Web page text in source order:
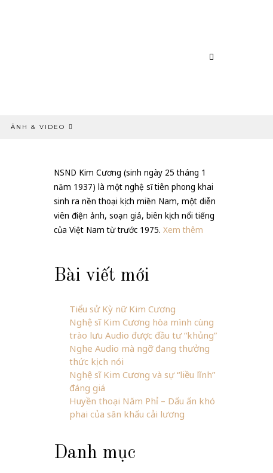
ẢNH & VIDEO
NSND Kim Cương (sinh ngày 25 tháng 1
năm 1937) là một nghệ sĩ tiên phong khai
sinh ra nền thoại kịch miền Nam, một diễn
viên điện ảnh, soạn giả, biên kịch nổi tiếng
của Việt Nam từ trước 1975. Xem thêm
Bài viết mới
Tiểu sử Kỳ nữ Kim Cương
Nghệ sĩ Kim Cương hòa mình cùng
trào lưu Audio được đầu tư “khủng”
Nghe Audio mà ngỡ đang thưởng
thức kịch nói
Nghệ sĩ Kim Cương và sự “liều lĩnh”
đáng giá
Huyền thoại Năm Phỉ – Dấu ấn khó
phai của sân khấu cải lương
Danh mục